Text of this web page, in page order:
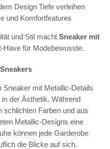
Design Tiefe verleihen
und Komfortfeatures
und Stil macht Sneaker mit
Have für Modebewusste.
mit Metallic-Details
der Ästhetik. Während
schlichten Farben und aus
Metallic-Designs eine
können jede Garderobe
die Blicke auf sich.